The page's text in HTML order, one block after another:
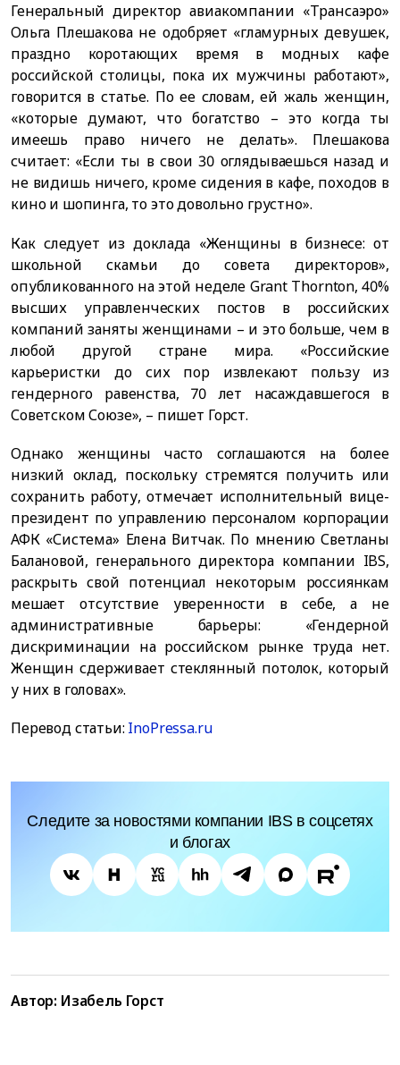
Генеральный директор авиакомпании «Трансаэро»
Ольга Плешакова не одобряет «гламурных девушек,
праздно коротающих время в модных кафе
российской столицы, пока их мужчины работают»,
говорится в статье. По ее словам, ей жаль женщин,
«которые думают, что богатство – это когда ты
имеешь право ничего не делать». Плешакова
считает: «Если ты в свои 30 оглядываешься назад и
не видишь ничего, кроме сидения в кафе, походов в
кино и шопинга, то это довольно грустно».
Как следует из доклада «Женщины в бизнесе: от
школьной скамьи до совета директоров»,
опубликованного на этой неделе Grant Thornton, 40%
высших управленческих постов в российских
компаний заняты женщинами – и это больше, чем в
любой другой стране мира. «Российские
карьеристки до сих пор извлекают пользу из
гендерного равенства, 70 лет насаждавшегося в
Советском Союзе», – пишет Горст.
Однако женщины часто соглашаются на более
низкий оклад, поскольку стремятся получить или
сохранить работу, отмечает исполнительный вице-
президент по управлению персоналом корпорации
АФК «Система» Елена Витчак. По мнению Светланы
Балановой, генерального директора компании IBS,
раскрыть свой потенциал некоторым россиянкам
мешает отсутствие уверенности в себе, а не
административные барьеры: «Гендерной
дискриминации на российском рынке труда нет.
Женщин сдерживает стеклянный потолок, который
у них в головах».
Перевод статьи: InoPressa.ru
Следите за новостями компании IBS в соцсетях
и блогах
Автор: Изабель Горст